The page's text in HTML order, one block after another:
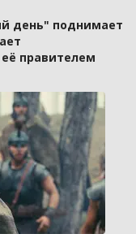
день" поднимает
правителем